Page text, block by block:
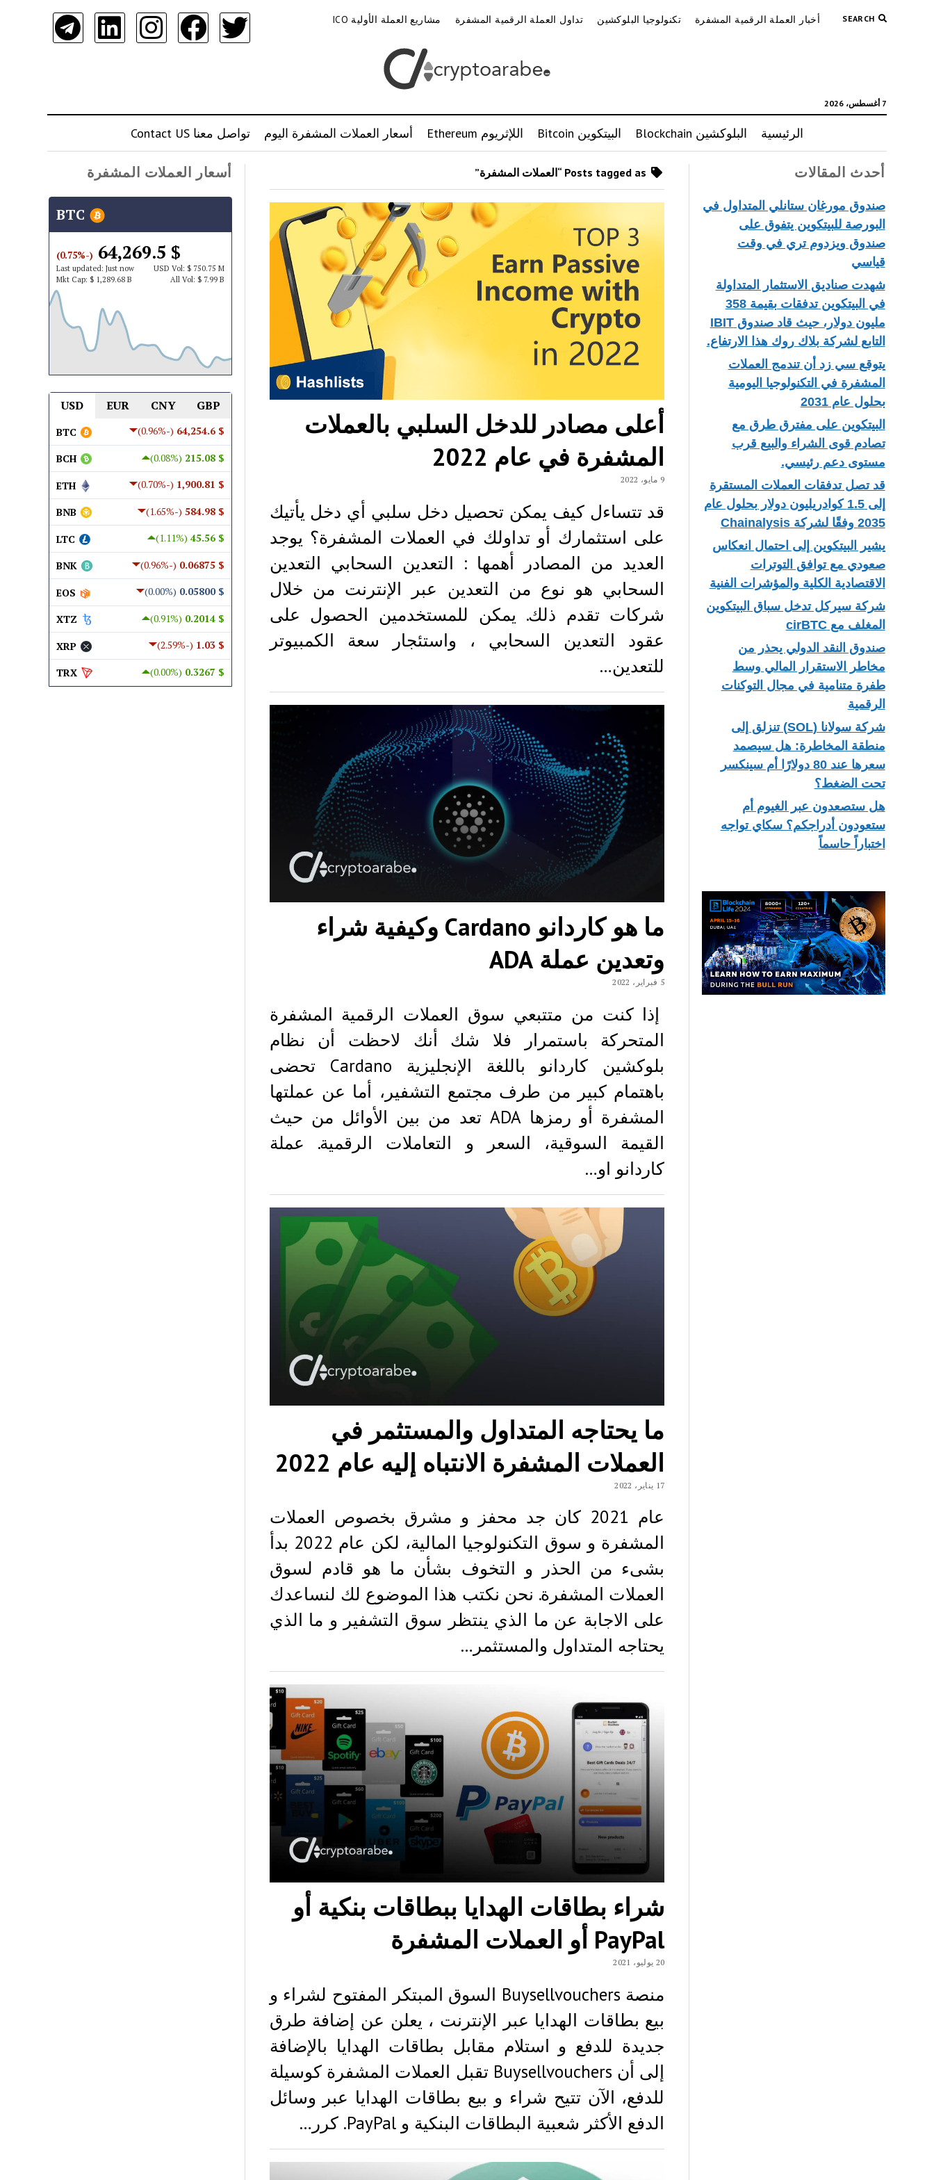
SEARCH أخبار العملة الرقمية المشفرة تكنولوجيا البلوكشين تداول العملة الرقمية المشفرة مشاريع العملة الأولية ICO
7 أغسطس، 2026
الرئيسية البلوكشين Blockchain البيتكوين Bitcoin اللإثريوم Ethereum أسعار العملات المشفرة اليوم تواصل معنا Contact US
أحدث المقالات
صندوق مورغان ستانلي المتداول في
البورصة للبيتكوين يتفوق على
صندوق ويزدوم تري في وقت
قياسي
شهدت صناديق الاستثمار المتداولة
في البيتكوين تدفقات بقيمة 358
مليون دولار، حيث قاد صندوق IBIT
التابع لشركة بلاك روك هذا الارتفاع.
يتوقع سي زد أن تندمج العملات
المشفرة في التكنولوجيا اليومية
بحلول عام 2031
البيتكوين على مفترق طرق مع
تصادم قوى الشراء والبيع قرب
مستوى دعم رئيسي.
قد تصل تدفقات العملات المستقرة
إلى 1.5 كوادريليون دولار بحلول عام
2035 وفقًا لشركة Chainalysis
يشير البيتكوين إلى احتمال انعكاس
صعودي مع توافق التوترات
الاقتصادية الكلية والمؤشرات الفنية
شركة سيركل تدخل سباق البيتكوين
المغلف مع cirBTC
صندوق النقد الدولي يحذر من
مخاطر الاستقرار المالي وسط
طفرة متنامية في مجال التوكنات
الرقمية
شركة سولانا (SOL) تنزلق إلى
منطقة المخاطرة: هل سيصمد
سعرها عند 80 دولارًا أم سينكسر
تحت الضغط؟
هل ستصعدون عبر الغيوم أم
ستعودون أدراجكم؟ سكاي تواجه
اختباراً حاسماً
أعلى مصادر للدخل السلبي بالعملات
المشفرة في عام 2022
9 مايو، 2022
قد تتساءل كيف يمكن تحصيل دخل سلبي أي دخل يأتيك
على استثمارك أو تداولك في العملات المشفرة؟ يوجد
العديد من المصادر أهمها : التعدين السحابي التعدين
السحابي هو نوع من التعدين عبر الإنترنت من خلال
شركات تقدم ذلك. يمكن للمستخدمين الحصول على
عقود التعدين السحابي ، واستئجار سعة الكمبيوتر
للتعدين…
ما هو كاردانو Cardano وكيفية شراء
وتعدين عملة ADA
5 فبراير، 2022
إذا كنت من متتبعي سوق العملات الرقمية المشفرة
المتحركة باستمرار فلا شك أنك لاحظت أن نظام
بلوكشين كاردانو باللغة الإنجليزية Cardano تحضى
باهتمام كبير من طرف مجتمع التشفير، أما عن عملتها
المشفرة أو رمزها ADA تعد من بين الأوائل من حيث
القيمة السوقية، السعر و التعاملات الرقمية. عملة
كاردانو او…
ما يحتاجه المتداول والمستثمر في
العملات المشفرة الانتباه إليه عام 2022
17 يناير، 2022
عام 2021 كان جد محفز و مشرق بخصوص العملات
المشفرة و سوق التكنولوجيا المالية، لكن عام 2022 بدأ
بشىء من الحذر و التخوف بشأن ما هو قادم لسوق
العملات المشفرة. نحن نكتب هذا الموضوع لك لنساعدك
على الاجابة عن ما الذي ينتظر سوق التشفير و ما الذي
يحتاجه المتداول والمستثمر…
شراء بطاقات الهدايا ببطاقات بنكية أو
PayPal أو العملات المشفرة
20 يوليو، 2021
منصة Buysellvouchers السوق المبتكر المفتوح لشراء و
بيع بطاقات الهدايا عبر الإنترنت ، يعلن عن إضافة طرق
جديدة للدفع و استلام مقابل بطاقات الهدايا بالإضافة
إلى أن Buysellvouchers تقبل العملات المشفرة كوسيلة
للدفع، الآن تتيح شراء و بيع بطاقات الهدايا عبر وسائل
الدفع الأكثر شعبية البطاقات البنكية و PayPal. كرر…
أسعار العملات المشفرة
$ 64,269.5
(-0.75%)
Last updated: Just now USD Vol: $ 750.75 M
Mkt Cap: $ 1,289.68 B All Vol: $ 7.99 B
USD EUR CNY GBP
$ 64,254.6
(-0.96%)
BTC
$ 215.08
(0.08%)
BCH
$ 1,900.81
(-0.70%)
ETH
$ 584.98
(-1.65%)
BNB
$ 45.56
(1.11%)
LTC
$ 0.06875
(-0.96%)
BNK
$ 0.05800
(0.00%)
EOS
$ 0.2014
(0.91%)
XTZ
$ 1.03
(-2.59%)
XRP
$ 0.3267
(0.00%)
TRX